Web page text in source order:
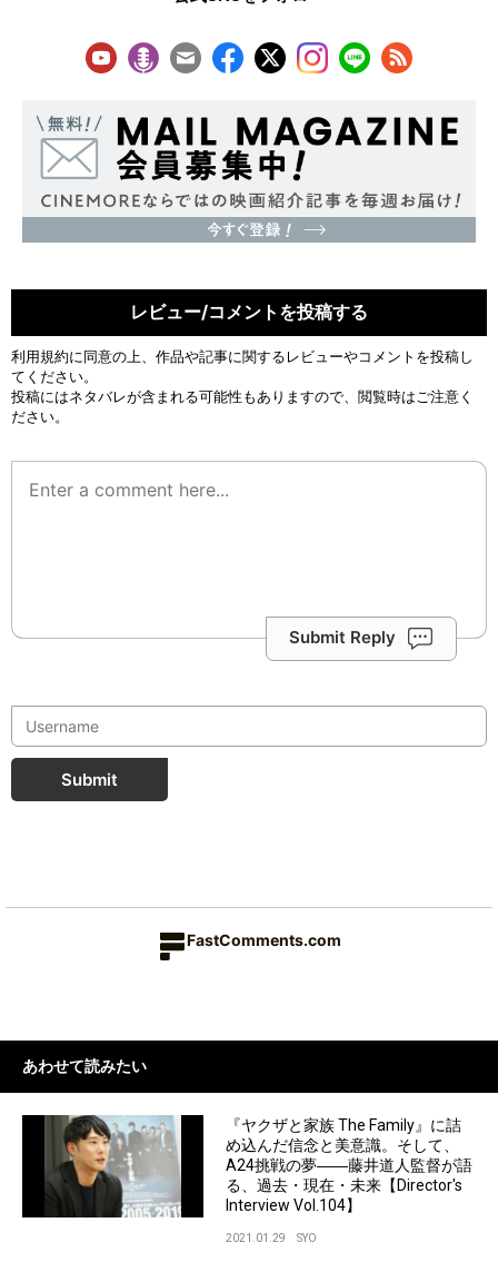
レビュー/コメントを投稿する
利用規約に同意の上、作品や記事に関するレビューやコメントを投稿し
てください。
投稿にはネタバレが含まれる可能性もありますので、閲覧時はご注意く
ださい。
Submit Reply
Submit
FastComments.com
あわせて読みたい
『ヤクザと家族 The Family』に詰
め込んだ信念と美意識。そして、
A24挑戦の夢――藤井道人監督が語
る、過去・現在・未来【Director's
Interview Vol.104】
2021.01.29 SYO